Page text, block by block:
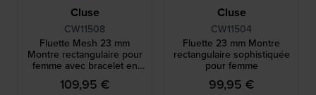
Cluse
CW11508
Fluette Mesh 23 mm
Montre rectangulaire pour
femme avec bracelet en
maille
109,95 €
Cluse
CW11504
Fluette 23 mm Montre
rectangulaire sophistiquée
pour femme
99,95 €